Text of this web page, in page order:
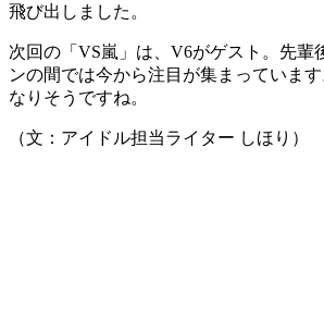
飛び出しました。
次回の「VS嵐」は、V6がゲスト。先輩
ンの間では今から注目が集まっていま
なりそうですね。
（文：アイドル担当ライター しほり）